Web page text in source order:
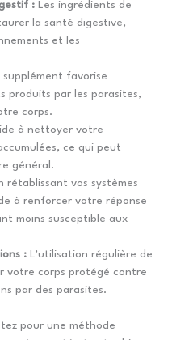
: Les ingrédients de
la santé digestive,
et les
supplément favorise
produits par les parasites,
corps.
à nettoyer votre
ce qui peut
général.
rétablissant vos systèmes
à renforcer votre réponse
moins susceptible aux
: L’utilisation régulière de
votre corps protégé contre
par des parasites.
pour une méthode